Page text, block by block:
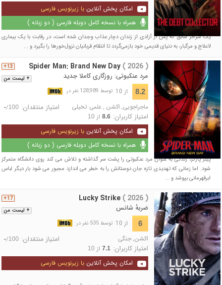
امکان پخش آنلاین با زیرنویس فارسی
همراه با نسخه کامل دوبله فارسی ( دو زبانه )
یک شرخر سابق که پس از آزادی از زندان دچار عذاب وجدان شده است، در رقابت با یک بیماری
لاعلاج و مرگبار، به دنیای قدیمی خود بازمی‌گردد تا انتقام قربانیان نزول‌خورها را بگیرد و ...
+ لیست من
13+ Spider Man: Brand New Day ( 2026 )
مرد عنکبوتی: روزگاری کاملا جدید
8.2 از 10 توسط 128,989 نفر در
ماجراجویی, اکشن , علمی تخیلی امتیاز منتقدان: -/100
امتیاز کاربران: 8.6از 10
امکان پخش آنلاین با زیرنویس فارسی
همراه با نسخه کامل دوبله فارسی ( دو زبانه )
پیتر پارکر، زندگی به عنوان مرد عنکبوتی را پشت سر گذاشته و تلاش می کند روی دانشگاه متمرکز
شود. اما زمانی که تهدیدی تازه جان دوستانش را به خطر می اندازد مجبور می شود بار دیگر لباس
ابرقهرمانی بپوشد و ...
+ لیست من
17+ Lucky Strike ( 2026 )
ضربهٔ شانس
6 از 10 توسط 535 نفر در
اکشن,جنگی امتیاز منتقدان: -/100
امتیاز کاربران: 7.1از 10
امکان پخش آنلاین با زیرنویس فارسی